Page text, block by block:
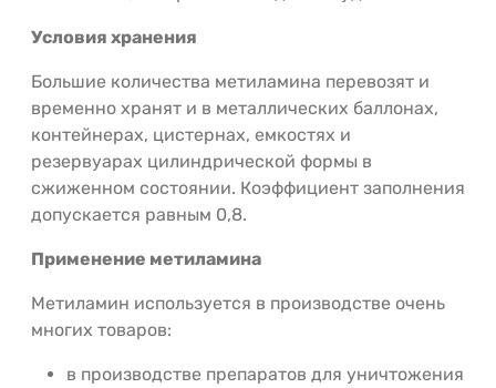
Условия хранения
Большие количества метиламина перевозят и
временно хранят и в металлических баллонах,
контейнерах, цистернах, емкостях и
резервуарах цилиндрической формы в
сжиженном состоянии. Коэффициент заполнения
допускается равным 0,8.
Применение метиламина
Метиламин используется в производстве очень
многих товаров:
в производстве препаратов для уничтожения